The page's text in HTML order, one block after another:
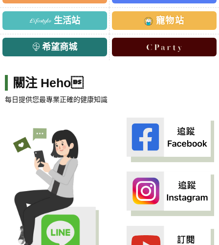
生活站 寵物站
希望商城
關注 Heho
每日提供您最專業正確的健康知識